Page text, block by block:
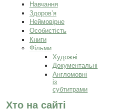
Навчання
Здоров’я
Неймовірне
Особистість
Книги
Фільми
Художні
Документальні
Англомовні
із
субтитрами
Хто на сайті